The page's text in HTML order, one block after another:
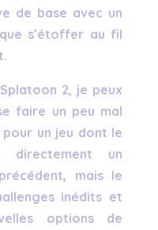
de base avec un
s’étoffer au fil
2, je peux
faire un peu mal
un jeu dont le
un
mais le
inédits et
options de